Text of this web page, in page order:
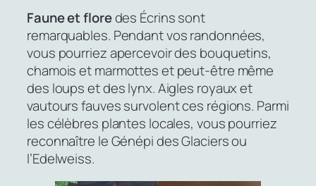
Faune et floredes Écrins sont
remarquables. Pendant vos randonnées,
vous pourriez apercevoir des bouquetins,
chamois et marmottes et peut-être même
des loups et des lynx. Aigles royaux et
vautours fauves survolent ces régions. Parmi
les célèbres plantes locales, vous pourriez
reconnaître le Génépi des Glaciers ou
l’Edelweiss.